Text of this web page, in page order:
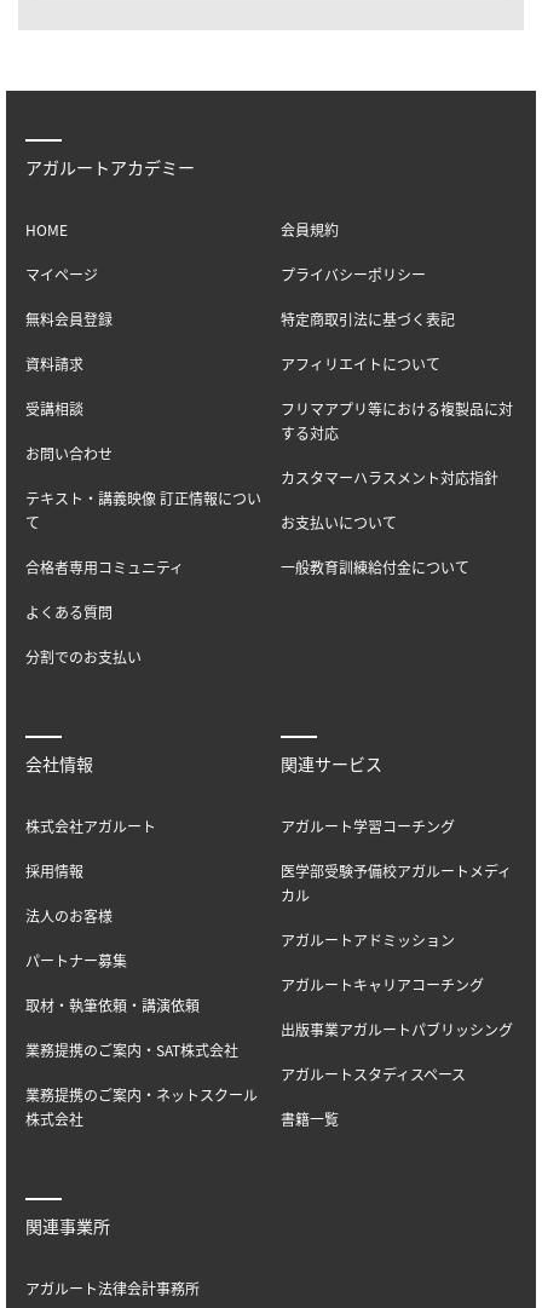
アガルートアカデミー
HOME
マイページ
無料会員登録
資料請求
受講相談
お問い合わせ
テキスト・講義映像 訂正情報につい
て
合格者専用コミュニティ
よくある質問
分割でのお支払い
会員規約
プライバシーポリシー
特定商取引法に基づく表記
アフィリエイトについて
フリマアプリ等における複製品に対
する対応
カスタマーハラスメント対応指針
お支払いについて
一般教育訓練給付金について
会社情報
株式会社アガルート
採用情報
法人のお客様
パートナー募集
取材・執筆依頼・講演依頼
業務提携のご案内・SAT株式会社
業務提携のご案内・ネットスクール
株式会社
関連サービス
アガルート学習コーチング
医学部受験予備校アガルートメディ
カル
アガルートアドミッション
アガルートキャリアコーチング
出版事業アガルートパブリッシング
アガルートスタディスペース
書籍一覧
関連事業所
アガルート法律会計事務所